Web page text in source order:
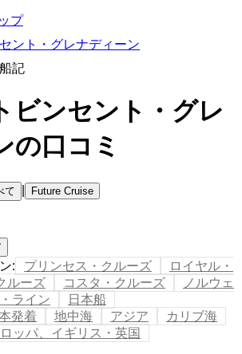
プ
ント・グレナディーン
記
ビンセント・グレ
の口コミ
て Future Cruise
: プリンセス・クルーズ
ロイヤル・
ルーズ コスタ・クルーズ
ノルウェ
ライン
日本船
発着 地中海 アジア
カリブ海
ッパ、イギリス・英国